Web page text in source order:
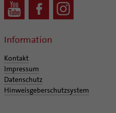
Information
Kontakt
Impressum
Datenschutz
Hinweisgeberschutzsystem